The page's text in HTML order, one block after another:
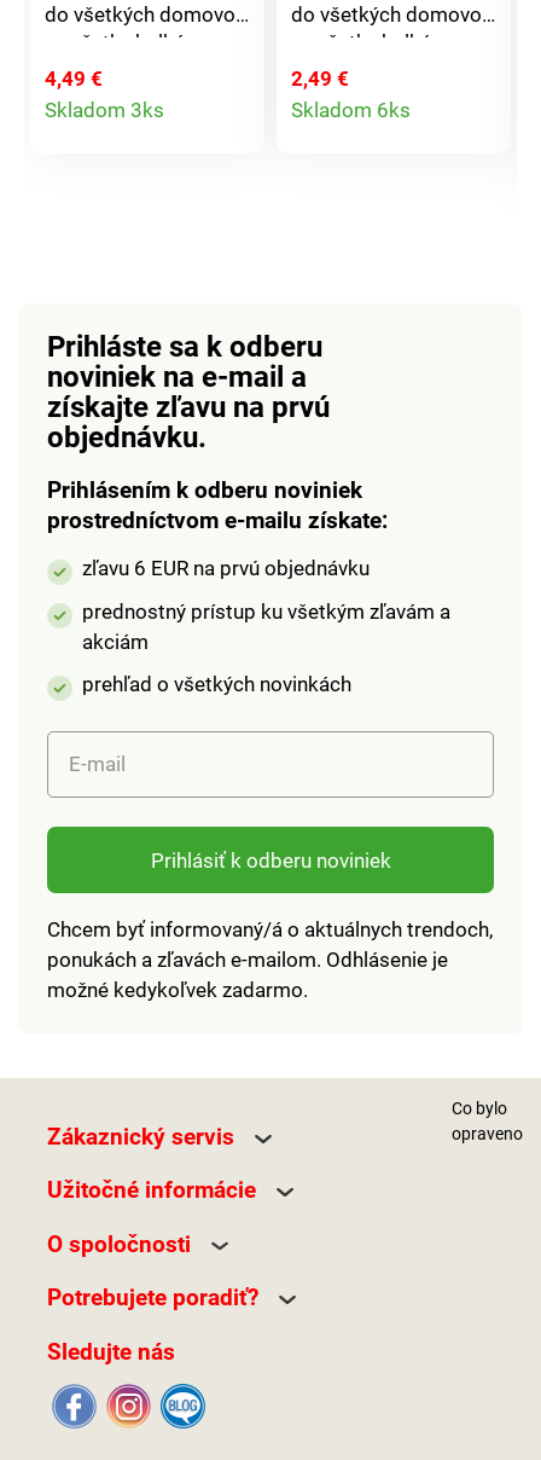
do všetkých domovov,
na všetky balkóny a
terasy. Kvety alebo
bylinky sa v ňom
naozaj skvele
4,49 €
Skladom 3ks
do všetkých domovov,
na všetky balkóny a
terasy. Kvety alebo
bylinky sa v ňom
naozaj skvele
2,49 €
Skladom 6ks
Prihláste sa k odberu
noviniek na e-mail a
získajte zľavu na prvú
objednávku.
Prihlásením k odberu noviniek
prostredníctvom e-mailu získate:
zľavu 6 EUR na prvú objednávku
prednostný prístup ku všetkým zľavám a
akciám
prehľad o všetkých novinkách
E-mail
Prihlásiť k odberu noviniek
Chcem byť informovaný/á o aktuálnych trendoch,
ponukách a zľavách e-mailom. Odhlásenie je
možné kedykoľvek zadarmo.
Zákaznický servis
Užitočné informácie
O spoločnosti
Potrebujete poradiť?
Sledujte nás
Co bylo
opraveno